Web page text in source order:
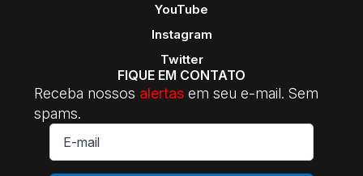
YouTube
Instagram
Twitter
FIQUE EM CONTATO
Receba nossos alertas em seu e-mail. Sem
spams.
E-
mail